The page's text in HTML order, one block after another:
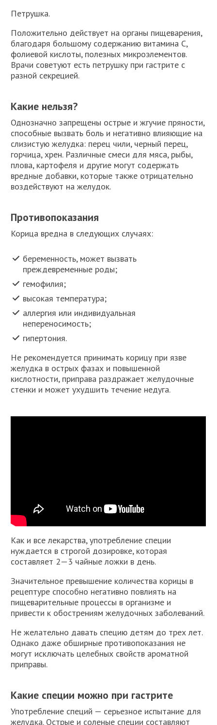
Петрушка.
Положительно действует на органы пищеварения,
благодаря большому содержанию витамина C,
фолиевой кислоты, полезных микроэлементов.
Врачи советуют есть петрушку при гастрите с
разной секрецией.
Какие нельзя?
Однозначно запрещены острые и жгучие пряности,
способные вызвать боль и негативно влияющие на
слизистую желудка: перец чили, черный перец,
горчица, хрен. Различные смеси для мяса, рыбы,
плова, картофеля и другие могут содержать
вредные добавки, которые также отрицательно
воздействуют на желудок.
Противопоказания
Корица вредна в следующих случаях:
беременность, может вызвать
преждевременные роды;
гемофилия;
высокая температура;
аллергия или индивидуальная
непереносимость;
гипертония.
Не рекомендуется принимать корицу при язве
желудка в острых фазах и повышенной
кислотности, приправа раздражает желудочные
стенки и может ухудшить течение недуга.
Как и все лекарства, употребление специи
нуждается в строгой дозировке, которая
составляет 2—3 чайные ложки в день.
Значительное превышение количества корицы в
рецептуре способно негативно повлиять на
пищеварительные процессы в организме и
привести к обострениям желудочных заболеваний.
Не желательно давать специю детям до трех лет.
Однако даже обширные противопоказания не
могут исключать целебных свойств ароматной
приправы.
Какие специи можно при гастрите
Употребление специй — серьезное испытание для
желудка. Острые и соленые специи составляют